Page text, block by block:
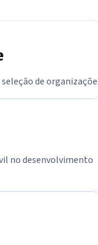
de
no desenvolvimento